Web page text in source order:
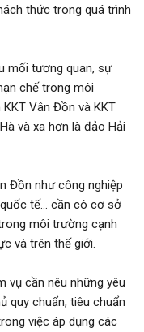
thức trong quá trình
mối tương quan, sự
chế trong môi
Vân Đồn và KKT
và xa hơn là đảo Hải
Đồn như công nghiệp
tế… cần có cơ sở
môi trường cạnh
và trên thế giới.
vụ cần nêu những yêu
quy chuẩn, tiêu chuẩn
việc áp dụng các